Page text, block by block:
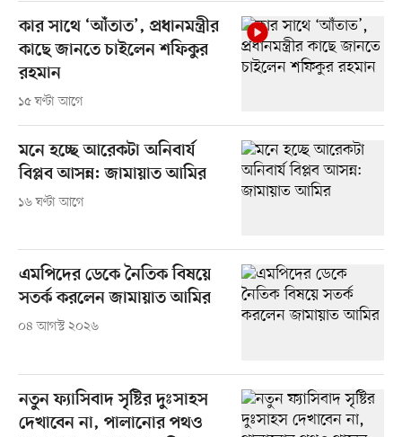
কার সাথে ‘আঁতাত’, প্রধানমন্ত্রীর
কাছে জানতে চাইলেন শফিকুর
রহমান
১৫ ঘণ্টা আগে
মনে হচ্ছে আরেকটা অনিবার্য
বিপ্লব আসন্ন: জামায়াত আমির
১৬ ঘণ্টা আগে
এমপিদের ডেকে নৈতিক বিষয়ে
সতর্ক করলেন জামায়াত আমির
০৪ আগস্ট ২০২৬
নতুন ফ্যাসিবাদ সৃষ্টির দুঃসাহস
দেখাবেন না, পালানোর পথও